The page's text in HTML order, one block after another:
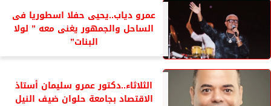
عمرو دياب..يحيى حفلا اسطوريا فى
الساحل والجمهور يغنى معه ” لولا
البنات”
الثلاثاء..دكتور عمرو سليمان أستاذ
الاقتصاد بجامعة حلوان ضيف النيل